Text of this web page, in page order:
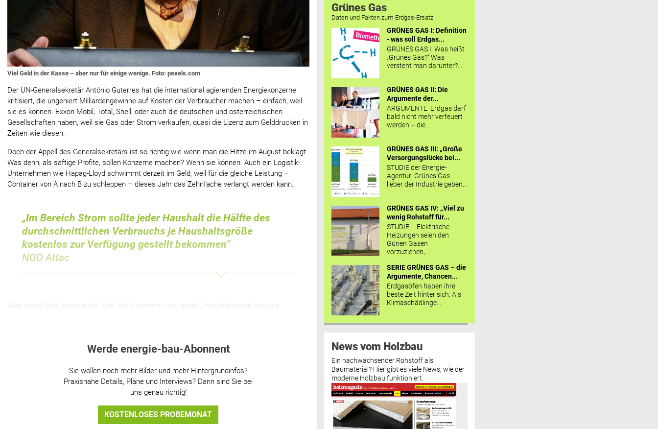
Viel Geld in der Kasse – aber nur für einige wenige. Foto: pexels.com
Der UN-Generalsekretär António Guterres hat die international agierenden Energiekonzerne
kritisiert, die ungeniert Milliardengewinne auf Kosten der Verbraucher machen – einfach, weil
sie es können. Exxon Mobil, Total, Shell, oder auch die deutschen und österreichischen
Gesellschaften haben, weil sie Gas oder Strom verkaufen, quasi die Lizenz zum Gelddrucken in
Zeiten wie diesen.
Doch der Appell des Generalsekretärs ist so richtig wie wenn man die Hitze im August beklagt.
Was denn, als saftige Profite, sollen Konzerne machen? Wenn sie können. Auch ein Logistik-
Unternehmen wie Hapag-Lloyd schwimmt derzeit im Geld, weil für die gleiche Leistung –
Container von A nach B zu schleppen – dieses Jahr das Zehnfache verlangt werden kann.
„Im Bereich Strom sollte jeder Haushalt die Hälfte des
durchschnittlichen Verbrauchs je Haushaltsgröße
kostenlos zur Verfügung gestellt bekommen“
NGO Attac
Was schief läuft ist nicht die „Gier“ der Konzerne – es ist die Unzulänglichkeit unseres
Werde energie-bau-Abonnent
Sie wollen noch mehr Bilder und mehr Hintergrundinfos?
Praxisnahe Details, Pläne und Interviews? Dann sind Sie bei
uns genau richtig!
KOSTENLOSES PROBEMONAT
Grünes Gas
Daten und Fakten zum Erdgas-Ersatz.
GRÜNES GAS I: Definition
- was soll Erdgas...
GRÜNES GAS I: Was heißt
„Grünes Gas?“ Was
versteht man darunter?...
GRÜNES GAS II: Die
Argumente der...
ARGUMENTE Erdgas darf
bald nicht mehr verfeuert
werden – die...
GRÜNES GAS III: „Große
Versorgungslücke bei...
STUDIE der Energie-
Agentur: Grünes Gas
lieber der Industrie geben...
GRÜNES GAS IV: „Viel zu
wenig Rohstoff für...
STUDIE – Elektrische
Heizungen seien den
Günen Gasen
vorzuziehen,...
SERIE GRÜNES GAS – die
Argumente, Chancen...
Erdgasöfen haben ihre
beste Zeit hinter sich. Als
Klimaschädlinge...
News vom Holzbau
Ein nachwachsender Rohstoff als
Baumaterial? Hier gibt es viele News, wie der
moderne Holzbau funktioniert.